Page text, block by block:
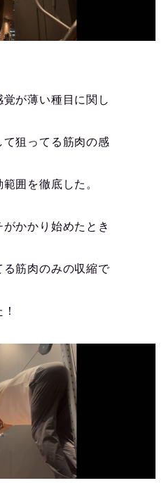
が薄い種目に関し
狙ってる筋肉の感
囲を徹底した。
かかり始めたとき
筋肉のみの収縮で